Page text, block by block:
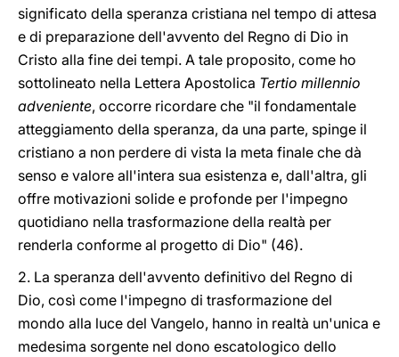
significato della speranza cristiana nel tempo di attesa
e di preparazione dell'avvento del Regno di Dio in
Cristo alla fine dei tempi. A tale proposito, come ho
sottolineato nella Lettera Apostolica Tertio millennio
adveniente, occorre ricordare che "il fondamentale
atteggiamento della speranza, da una parte, spinge il
cristiano a non perdere di vista la meta finale che dà
senso e valore all'intera sua esistenza e, dall'altra, gli
offre motivazioni solide e profonde per l'impegno
quotidiano nella trasformazione della realtà per
renderla conforme al progetto di Dio" (46).
2. La speranza dell'avvento definitivo del Regno di
Dio, così come l'impegno di trasformazione del
mondo alla luce del Vangelo, hanno in realtà un'unica e
medesima sorgente nel dono escatologico dello